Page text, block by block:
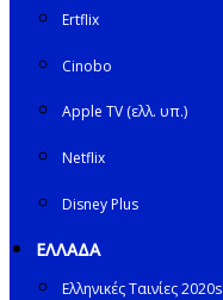
Ertflix
Cinobo
Apple TV (ελλ. υπ.)
Netflix
Disney Plus
ΕΛΛΑΔΑ
Ελληνικές Ταινίες 2020s